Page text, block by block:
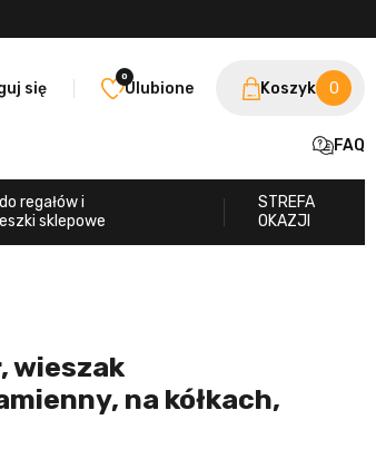
się Ulubione
0
Koszyk 0
FAQ
regałów i
sklepowe
STREFA
OKAZJI
wieszak
na kółkach,